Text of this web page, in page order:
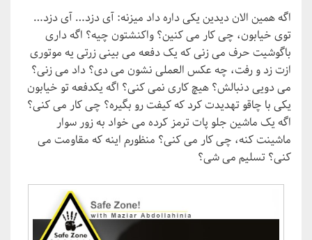
اگه همین الان دیدین یکی داره داد میزنه: آی دزد… آی دزد…
توی خیابون، چی کار می کنین؟ واکنشتون چیه؟ اگه داری
باگوشیت حرف می زنی که یک دفعه می بینی زرتی یه موتوری
ازت زد و رفت، چه عکس العملی نشون می دی؟ داد می زنی؟
می دویی دنبالش؟ هیچ کاری نمی کنی؟ اگه یکدفعه تو خیابون
یکی با چاقو تهدیدت کرد که کیفت رو بگیره؟ چی کار می کنی؟
اگه یک ماشین جلو پات ترمز کرده می خواد به زور سوار
ماشینت کنه، چی کار می کنی؟ منظورم اینه که مقاومت می
کنی؟ تسلیم می شی؟